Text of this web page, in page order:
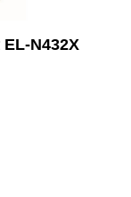
EL-N432X